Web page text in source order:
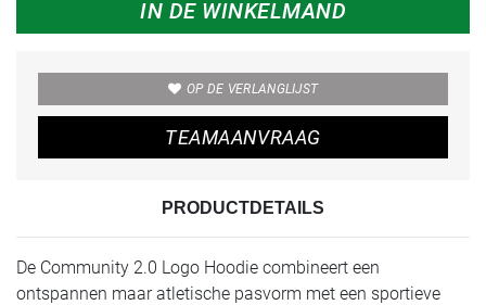
IN DE WINKELMAND
OP DE VERLANGLIJST
TEAMAANVRAAG
PRODUCTDETAILS
De Community 2.0 Logo Hoodie combineert een
ontspannen maar atletische pasvorm met een sportieve